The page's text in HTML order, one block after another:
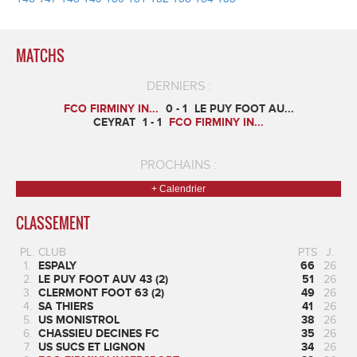
MATCHS
DERNIERS :
FCO FIRMINY IN... 0 - 1
LE PUY FOOT AU...
CEYRAT 1 - 1 FCO FIRMINY IN...
PROCHAINS :
+ Calendrier
CLASSEMENT
PL. CLUB PTS
J.
1.
ESPALY 66
26
2. LE PUY FOOT AUV 43 (2) 51
26
3. CLERMONT FOOT 63 (2) 49
26
4. SA THIERS 41
26
5. US MONISTROL 38
26
6. CHASSIEU DECINES FC 35
26
7.
US SUCS ET LIGNON 34
26